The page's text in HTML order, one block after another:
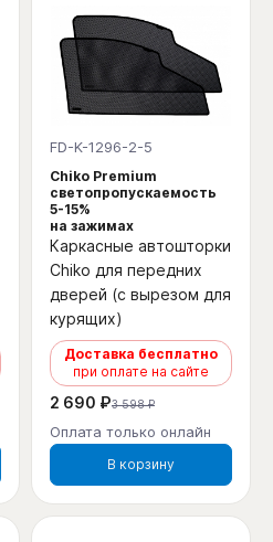
FD-K-1296-2-5
Chiko Premium
светопропускаемость
5-15%
на зажимах
Каркасные автошторки
Chiko для передних
дверей (с вырезом для
курящих)
Доставка бесплатно
при оплате на сайте
2 690 ₽3 598 ₽
Оплата только онлайн
В корзину